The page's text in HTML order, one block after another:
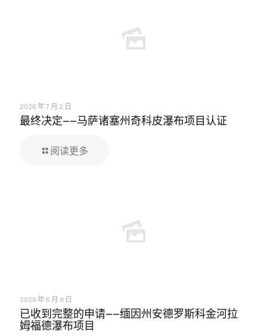
2026 年 7 月 2 日
最终决定——马萨诸塞州奇科皮瀑布项目认证
阅读更多
2026 年 6 月 9 日
已收到完整的申请——缅因州安德罗斯科金河拉
姆福德瀑布项目